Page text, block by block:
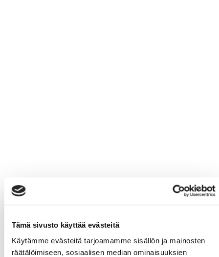
Tämä sivusto käyttää evästeitä
Käytämme evästeitä tarjoamamme sisällön ja mainosten
räätälöimiseen, sosiaalisen median ominaisuuksien